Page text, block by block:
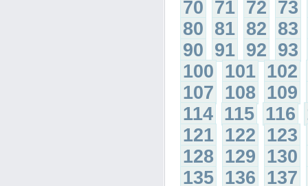
70 71 72 73
80 81 82 83
90 91 92 93
100 101 102
107 108 109
114 115 116
121 122 123
128 129 130
135 136 137